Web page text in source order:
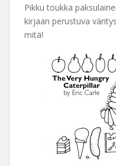
Pikku toukka
kirjaan perustuva
mitä!